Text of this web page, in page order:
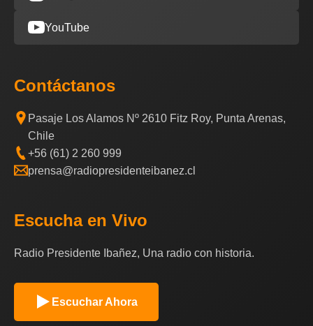
YouTube
Contáctanos
Pasaje Los Alamos Nº 2610 Fitz Roy, Punta Arenas,
Chile
+56 (61) 2 260 999
prensa@radiopresidenteibanez.cl
Escucha en Vivo
Radio Presidente Ibañez, Una radio con historia.
Escuchar Ahora